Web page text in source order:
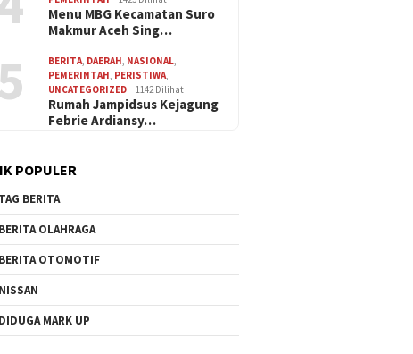
Menu MBG Kecamatan Suro
Makmur Aceh Sing…
BERITA DAERAH NASIONAL
PEMERINTAH PERISTIWA
UNCATEGORIZED
1142 Dilihat
Rumah Jampidsus Kejagung
Febrie Ardiansy…
POPULER
TAG BERITA
BERITA OLAHRAGA
BERITA OTOMOTIF
NISSAN
DIDUGA MARK UP